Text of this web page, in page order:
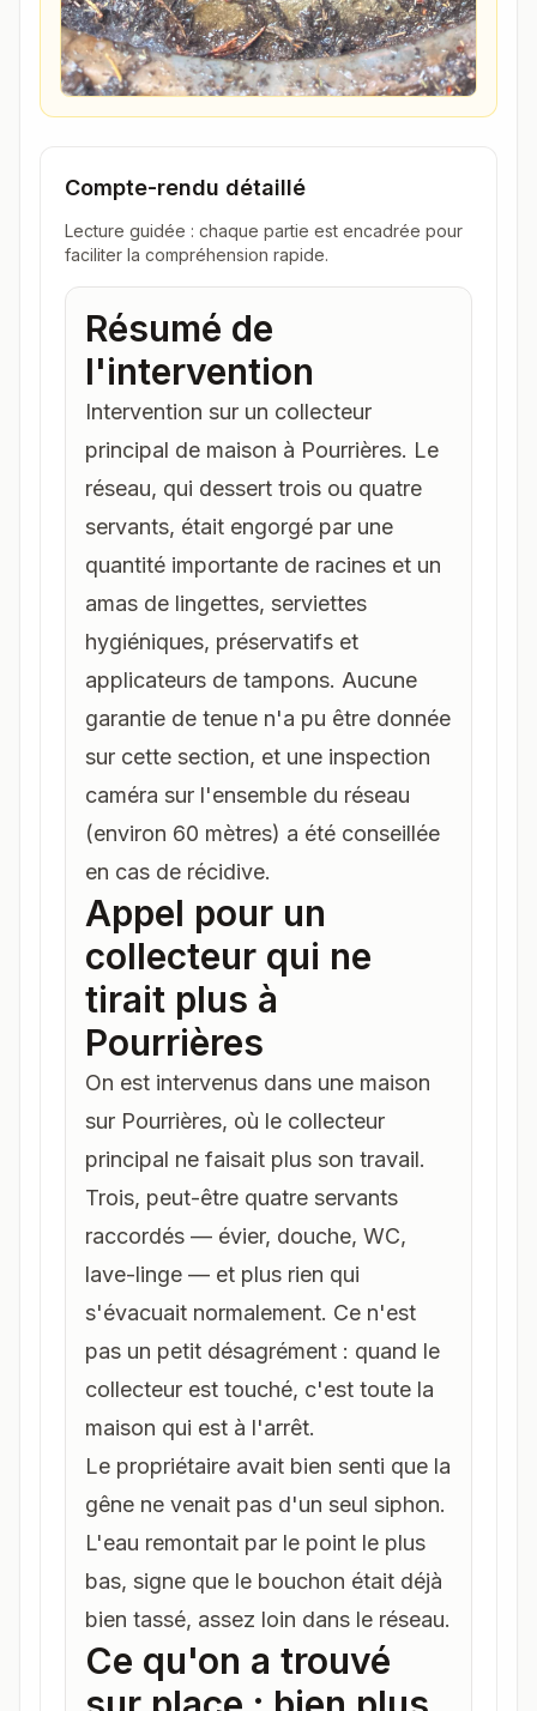
Compte-rendu détaillé
Lecture guidée : chaque partie est encadrée pour
faciliter la compréhension rapide.
Résumé de
l'intervention
Intervention sur un collecteur
principal de maison à Pourrières. Le
réseau, qui dessert trois ou quatre
servants, était engorgé par une
quantité importante de racines et un
amas de lingettes, serviettes
hygiéniques, préservatifs et
applicateurs de tampons. Aucune
garantie de tenue n'a pu être donnée
sur cette section, et une inspection
caméra sur l'ensemble du réseau
(environ 60 mètres) a été conseillée
en cas de récidive.
Appel pour un
collecteur qui ne
tirait plus à
Pourrières
On est intervenus dans une maison
sur Pourrières, où le collecteur
principal ne faisait plus son travail.
Trois, peut-être quatre servants
raccordés — évier, douche, WC,
lave-linge — et plus rien qui
s'évacuait normalement. Ce n'est
pas un petit désagrément : quand le
collecteur est touché, c'est toute la
maison qui est à l'arrêt.
Le propriétaire avait bien senti que la
gêne ne venait pas d'un seul siphon.
L'eau remontait par le point le plus
bas, signe que le bouchon était déjà
bien tassé, assez loin dans le réseau.
Ce qu'on a trouvé